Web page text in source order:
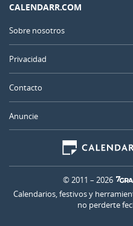
CALENDARR.COM
Sobre nosotros
Privacidad
Contacto
Anuncie
© 2011 – 2026
Calendarios, festivos y
no perderte